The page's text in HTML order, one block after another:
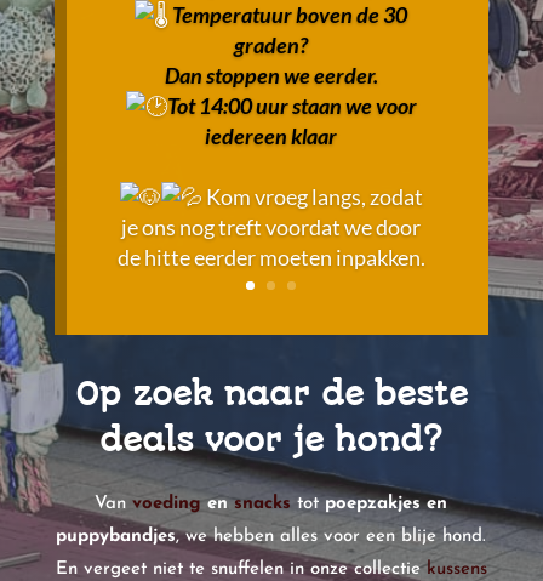
Temperatuur boven de 30
graden?
Dan stoppen we eerder.
Tot 14:00 uur staan we voor
iedereen klaar
Kom vroeg langs, zodat
je ons nog treft voordat we door
de hitte eerder moeten inpakken.
Op zoek naar de beste
deals voor je hond?
Vanvoeding ensnacks tot poepzakjes en
puppybandjes, we hebben alles voor een blije hond.
En vergeet niet te snuffelen in onze collectiekussens